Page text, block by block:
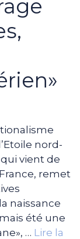
nord-
vient de
remet
naissance
été une
… Lire la